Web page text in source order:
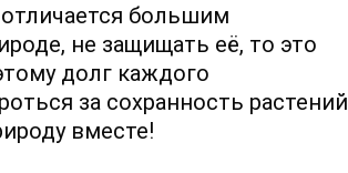
большим
не защищать её, то это
долг каждого
за сохранность растений
вместе!